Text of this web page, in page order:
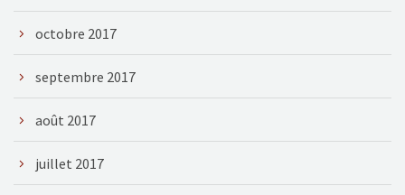
octobre 2017
septembre 2017
août 2017
juillet 2017